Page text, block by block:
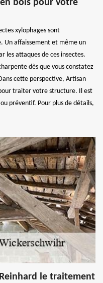
bois pour votre
xylophages sont
Un affaissement et même un
les attaques de ces insectes.
dès que vous constatez
cette perspective, Artisan
traiter votre structure. Il est
préventif. Pour plus de détails,
le traitement